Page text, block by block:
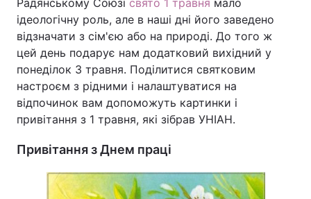
Радянському Союзі свято 1 травня мало
ідеологічну роль, але в наші дні його заведено
відзначати з сім'єю або на природі. До того ж
цей день подарує нам додатковий вихідний у
понеділок 3 травня. Поділитися святковим
настроєм з рідними і налаштуватися на
відпочинок вам допоможуть картинки і
привітання з 1 травня, які зібрав УНІАН.
Привітання з Днем праці